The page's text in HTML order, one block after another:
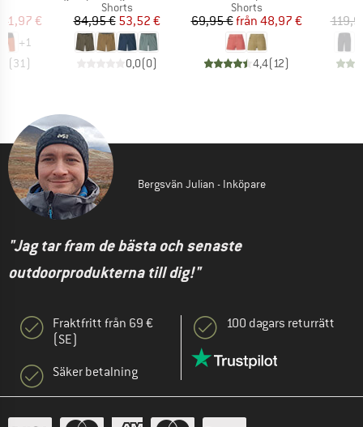
pris
41,97 €
+1
(31)
Produktgrupp
Shorts
Pris
84,95 €Reducerat pris
53,52 €
0,0(0)
Produktgrupp
Shorts
Pris
69,95 € Reducerat pris
från 48,97 €
4,4(12)
Bergsvän Julian - Inköpare
"Jag tar fram de bästa och senaste
outdoorprodukterna till dig!"
Fraktfritt från 69 €
(SE)
Säker betalning
100 dagars returrätt